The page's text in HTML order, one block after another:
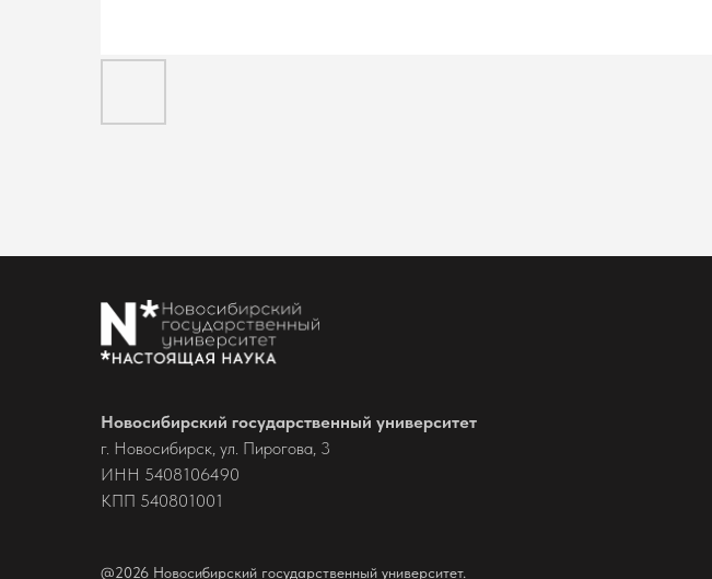
@2026 Новосибирский государственный университет.
Новосибирский государственный университет
г. Новосибирск, ул. Пирогова, 3
ИНН 5408106490
КПП 540801001